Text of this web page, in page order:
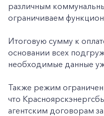
различным
ограничиваем
Итоговую сумму к
основании всех
необходимые данные
Также режим
что
агентским договорам